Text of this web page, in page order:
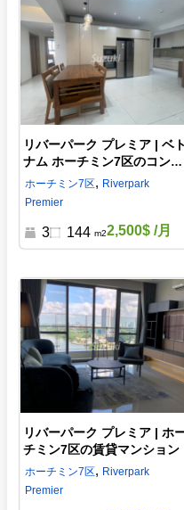
リバーパーク プレミア | ベト
ナム ホーチミン7区のコンド
ミニアム 3ベッド
ホーチミン7区, Riverpark
Premier
3 144 m22,500$ /月
リバーパーク プレミア | ホ
チミン7区の賃貸マンション
ホーチミン7区, Riverpark
Premier